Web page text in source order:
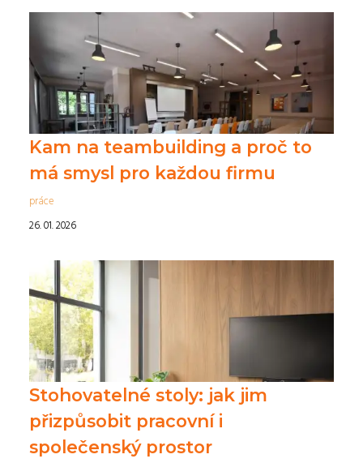
Kam na teambuilding a proč to
má smysl pro každou firmu
práce
26. 01. 2026
Stohovatelné stoly: jak jim
přizpůsobit pracovní i
společenský prostor